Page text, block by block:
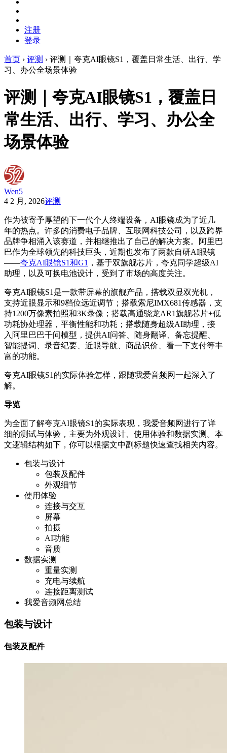
注册
登录
首页 › 评测 › 评测｜夸克AI眼镜S1，覆盖日常生活、出行、学
习、办公全场景体验
评测｜夸克AI眼镜S1，覆盖日
常生活、出行、学习、办公全
场景体验
Wen5
4 2 月, 2026评测
作为被寄予厚望的下一代个人终端设备，AI眼镜成为了近几
年的热点。许多的消费电子品牌、互联网科技公司，以及跨界
品牌争相涌入该赛道，并相继推出了自己的解决方案。阿里巴
巴作为全球领先的科技巨头，近期也发布了两款自研AI眼镜
——夸克AI眼镜S1和G1 ，基于双旗舰芯片，夸克同学超级AI
助理，以及可换电池设计，受到了市场的高度关注。
夸克AI眼镜S1是一款带屏幕的旗舰产品，搭载双显双光机，
支持近眼显示和9档位远近调节；搭载索尼IMX681传感器，支
持1200万像素拍照和3K录像；搭载高通骁龙AR1旗舰芯片+低
功耗协处理器，平衡性能和功耗；搭载随身超级AI助理，接
入阿里巴巴千问模型，提供AI问答、随身翻译、备忘提醒、
智能提词、录音纪要、近眼导航、商品识价、看一下支付等丰
富的功能。
夸克AI眼镜S1的实际体验怎样，跟随我爱音频网一起深入了
解。
导览
为全面了解夸克AI眼镜S1的实际表现，我爱音频网进行了详
细的测试与体验，主要为外观设计、使用体验和数据实测。本
文逻辑结构如下，你可以根据文中副标题快速查找相关内容。
包装与设计
包装及配件
外观细节
使用体验
连接与交互
屏幕
拍摄
AI功能
音质
数据实测
重量实测
充电与续航
连接距离测试
我爱音频网总结
包装与设计
包装及配件